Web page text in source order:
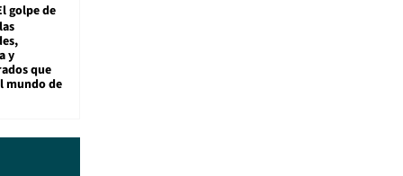
golpe de
y
que
mundo de